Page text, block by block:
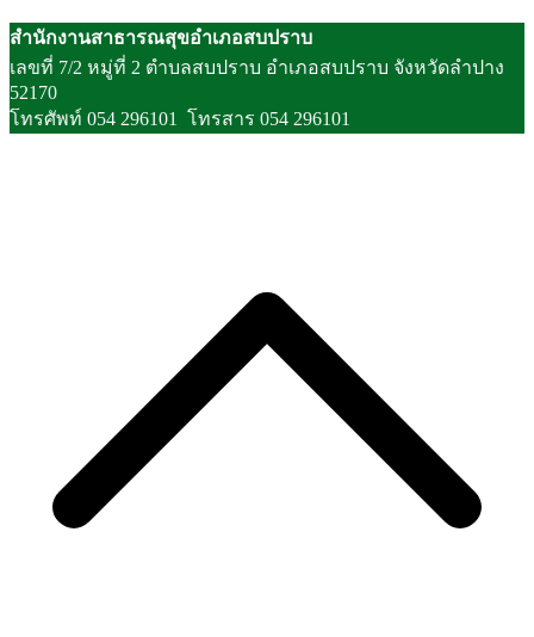
สำนักงานสาธารณสุขอำเภอสบปราบ
เลขที่ 7/2 หมู่ที่ 2 ตำบลสบปราบ อำเภอสบปราบ จังหวัดลำปาง
52170
โทรศัพท์ 054 296101 โทรสาร 054 296101